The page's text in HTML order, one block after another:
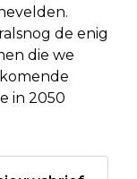
de enig
die we
in 2050